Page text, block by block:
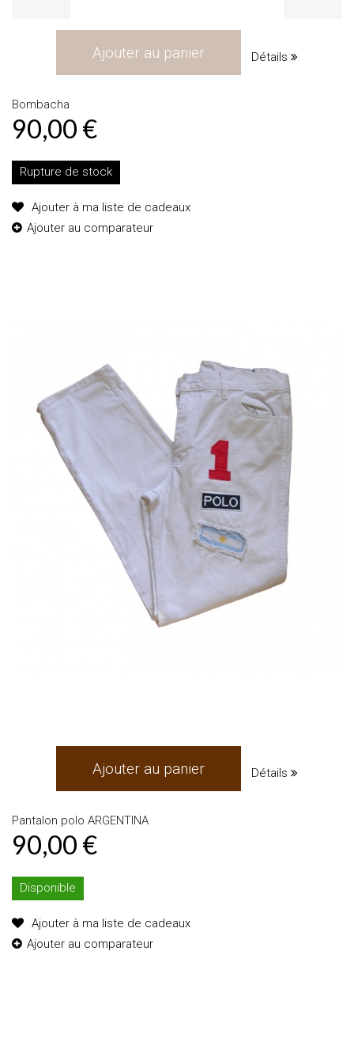
Ajouter au panier Détails
Bombacha
90,00 €
Rupture de stock
Ajouter à ma liste de cadeaux
Ajouter au comparateur
Ajouter au panier Détails
Pantalon polo ARGENTINA
90,00 €
Disponible
Ajouter à ma liste de cadeaux
Ajouter au comparateur